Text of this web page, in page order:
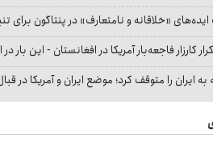
«خلاقانه و نامتعارف» در پنتاگون برای
کارزار فاجعه‌بار آمریکا در افغانستان - این بار
ایران را متوقف کرد؛ موضع ایران و آمریکا در